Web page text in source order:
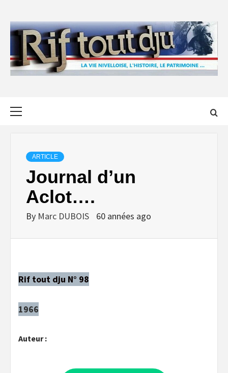
content
ARTICLE
Journal d’un
Aclot….
By Marc DUBOIS 60 années ago
Rif tout dju N° 98
1966
Auteur :